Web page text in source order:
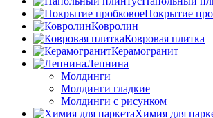
Покрытие
Ковролин
Ковровая плитка
Керамогранит
Лепнина
Молдинги
Молдинги гладкие
Молдинги с рисунком
Химия для